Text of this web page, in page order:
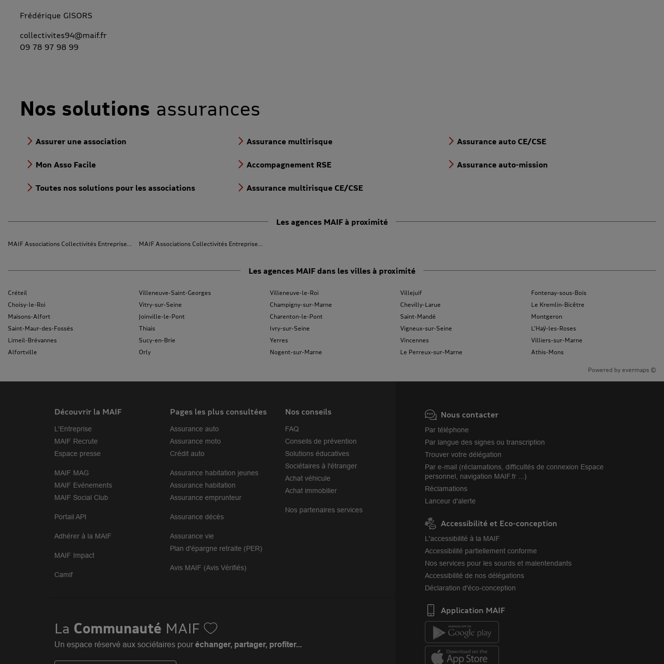
Frédérique GISORS
collectivites94@maif.fr
09 78 97 98 99
Nos solutions assurances
Assurer une association
Mon Asso Facile
Toutes nos solutions pour les associations
Assurance multirisque
Accompagnement RSE
Assurance multirisque CE/CSE
Assurance auto CE/CSE
Assurance auto-mission
Les agences MAIF à proximité
MAIF Associations Collectivités Entreprises ParisMAIF Associations Collectivités Entreprises Versailles
Les agences MAIF dans les villes à proximité
Créteil
Choisy-le-Roi
Maisons-Alfort
Saint-Maur-des-Fossés
Limeil-Brévannes
Alfortville
Villeneuve-Saint-Georges
Vitry-sur-Seine
Joinville-le-Pont
Thiais
Sucy-en-Brie
Orly
Villeneuve-le-Roi
Champigny-sur-Marne
Charenton-le-Pont
Ivry-sur-Seine
Yerres
Nogent-sur-Marne
Villejuif
Chevilly-Larue
Saint-Mandé
Vigneux-sur-Seine
Vincennes
Le Perreux-sur-Marne
Fontenay-sous-Bois
Le Kremlin-Bicêtre
Montgeron
L'Haÿ-les-Roses
Villiers-sur-Marne
Athis-Mons
Powered by evermaps ©
Découvrir la MAIF
L'Entreprise
MAIF Recrute
Espace presse
MAIF MAG
MAIF Evénements
MAIF Social Club
Portail API
Adhérer à la MAIF
MAIF Impact
Camif
Pages les plus consultées
Assurance auto
Assurance moto
Crédit auto
Assurance habitation jeunes
Assurance habitation
Assurance emprunteur
Assurance décès
Assurance vie
Plan d'épargne retraite (PER)
Avis MAIF (Avis Vérifiés)
Nos conseils
FAQ
Conseils de prévention
Solutions éducatives
Sociétaires à l'étranger
Achat véhicule
Achat immobilier
Nos partenaires services
La Communauté MAIF
Un espace réservé aux sociétaires pouréchanger, partager, profiter...
Nous contacter
Par téléphone
Par langue des signes ou transcription
Trouver votre délégation
Par e-mail (réclamations, difficultés de connexion Espace
personnel, navigation MAIF.fr ...)
Réclamations
Lanceur d'alerte
Accessibilité et Eco-conception
L'accessibilité à la MAIF
Accessibilité partiellement conforme
Nos services pour les sourds et malentendants
Accessibilité de nos délégations
Déclaration d'éco-conception
Application MAIF